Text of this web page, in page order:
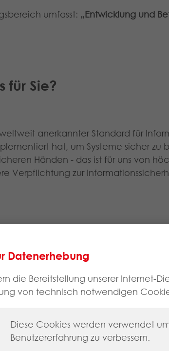
umfasst: „Entwicklung und
für Sie?
anerkannter Standard für
hat, um Systeme sicher
Händen - das ist für uns von
Verpflichtung zur
in der Umsetzung höchster
Durch kontinuierliche
und sorgen dafür, dass jeder im
Risikomanagement
Integrität Ihrer Daten jederzeit
Zertifikat der NGDA herunterladen.
Datenerhebung
die Bereitstellung unserer Internet-
von technisch notwendigen
Diese Cookies werden verwendet
Benutzererfahrung zu verbessern.